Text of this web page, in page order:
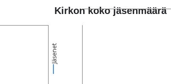
Kirkon koko jäsenmäärä
Jäsenet